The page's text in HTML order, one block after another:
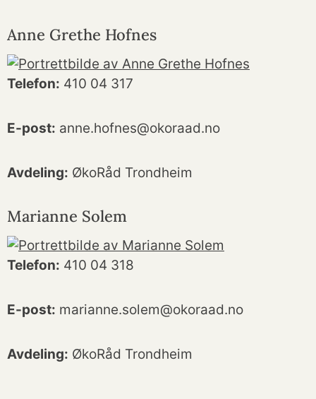
Anne Grethe Hofnes
Telefon: 410 04 317
E-post: anne.hofnes@okoraad.no
Avdeling: ØkoRåd Trondheim
Marianne Solem
Telefon: 410 04 318
E-post: marianne.solem@okoraad.no
Avdeling: ØkoRåd Trondheim